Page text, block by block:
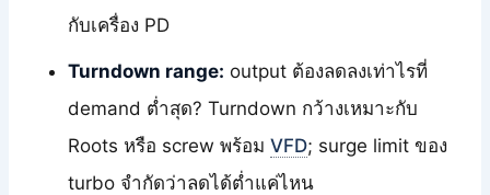
กับเครื่อง PD
Turndown range: output ต้องลดลงเท่าไรที่
demand ต่ำสุด? Turndown กว้างเหมาะกับ
Roots หรือ screw พร้อมVFD; surge limit ของ
turbo จำกัดว่าลดได้ต่ำแค่ไหน